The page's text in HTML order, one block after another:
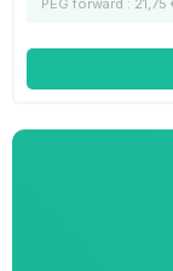
PEG forward : 21,75